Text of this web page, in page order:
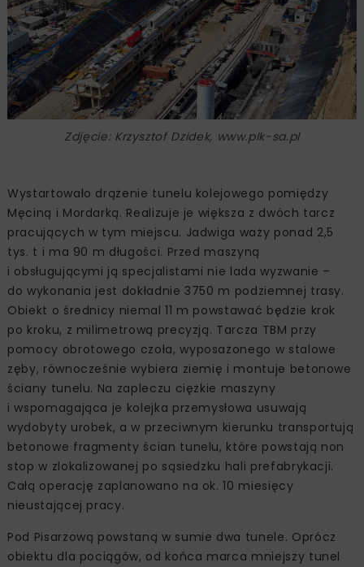
Zdjęcie: Krzysztof Dzidek, www.plk-sa.pl
Wystartowało drążenie tunelu kolejowego pomiędzy
Męciną i Mordarką. Realizuje je większa z dwóch tarcz
pracujących w tym miejscu. Jadwiga waży ponad 2,5
tys. t i ma 90 m długości. Przed maszyną
i obsługującymi ją specjalistami nie lada wyzwanie –
do wykonania jest dokładnie 3750 m podziemnej trasy.
Obiekt o średnicy niemal 11 m powstawać będzie krok
po kroku, z milimetrową precyzją. Tarcza TBM przy
pomocy obrotowego czoła, wyposażonego w stalowe
zęby, równocześnie wybiera ziemię i montuje betonowe
ściany tunelu. Na zapleczu ciężkie maszyny
i wspomagająca je kolejka przemysłowa usuwają
wydobyty urobek, a w przeciwnym kierunku transportują
betonowe fragmenty ścian tunelu, które powstają non
stop w zlokalizowanej po sąsiedzku hali prefabrykacji.
Całą operację zaplanowano na ok. 10 miesięcy
nieustającej pracy.
Pod Pisarzową powstaną w sumie dwa tunele. Oprócz
obiektu dla pociągów, od końca marca mniejszy tunel